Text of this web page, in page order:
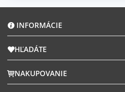
INFORMÁCIE
HĽADÁTE
NAKUPOVANIE